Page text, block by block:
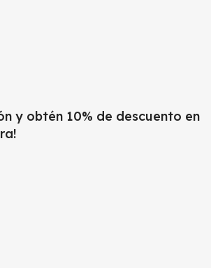
y obtén 10% de descuento en